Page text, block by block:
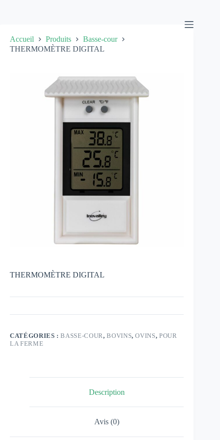
Accueil Produits
Basse-cour
THERMOMÈTRE DIGITAL
THERMOMÈTRE DIGITAL
CATÉGORIES :BASSE-COUR,BOVINS,OVINS,POUR
LA FERME
Description
Avis (0)